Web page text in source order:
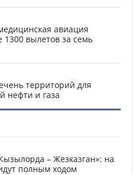
авиация
1300 вылетов за семь
территорий для
нефти и газа
– Жезказган»: на
полным ходом